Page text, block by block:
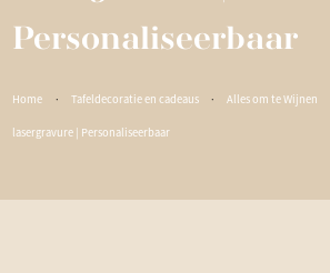
Personaliseerbaar
Home · Tafeldecoratie en cadeaus · Alles om te Wijnen
lasergravure | Personaliseerbaar